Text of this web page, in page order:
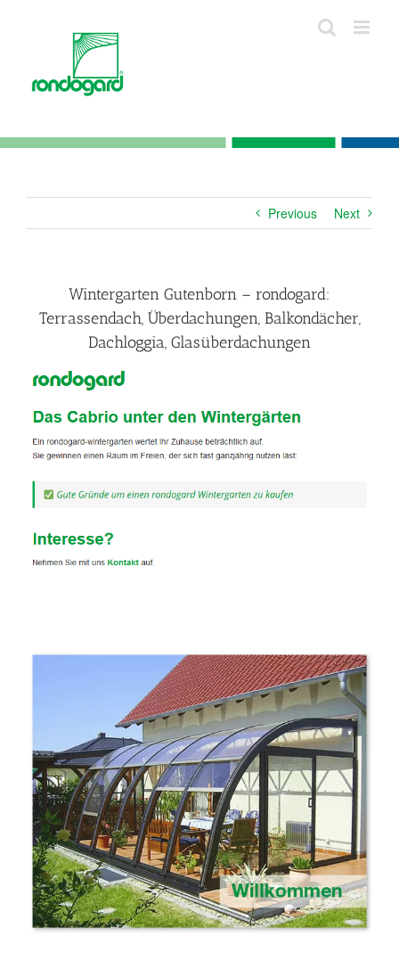
Previous Next
Wintergarten Gutenborn – rondogard:
Terrassendach, Überdachungen, Balkondächer,
Dachloggia, Glasüberdachungen